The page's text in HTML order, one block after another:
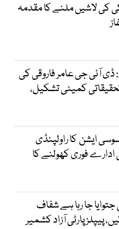
کی لاشیں ملنے کا مقدمہ
آئی جی عامر فاروقی کی
کمیٹی تشکیل،
ایشن کا راولپنڈی
فوری کھولنے کا
جا رہا ہے شفاف
پیپلز پارٹی آزاد کشمیر